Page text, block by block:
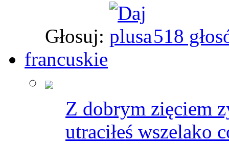
Głosuj:
518
francuskie
Z dobrym zięciem
utraciłeś wszelako